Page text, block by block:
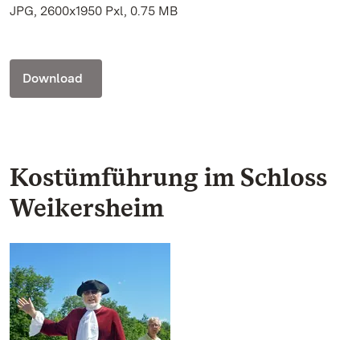
JPG, 2600x1950 Pxl, 0.75 MB
Download
Kostümführung im Schloss
Weikersheim